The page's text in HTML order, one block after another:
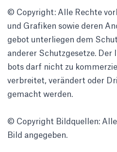
© Copy­right: Alle Rechte
und Grafiken sowie deren
gebot unter­liegen dem
anderer Schutz­ge­setze. Der
bots darf nicht zu
verbreitet, verän­dert oder
gemacht werden.
© Copy­right Bild­quellen:
Bild ange­geben.